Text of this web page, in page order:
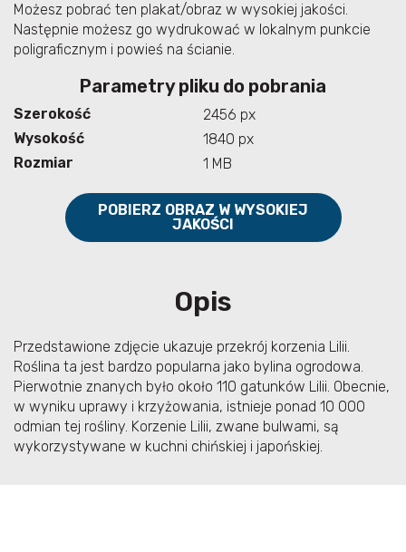
Możesz pobrać ten plakat/obraz w wysokiej jakości.
Następnie możesz go wydrukować w lokalnym punkcie
poligraficznym i powieś na ścianie.
Parametry pliku do pobrania
Szerokość
2456 px
Wysokość
1840 px
Rozmiar
1 MB
POBIERZ OBRAZ W WYSOKIEJ
JAKOŚCI
Opis
Przedstawione zdjęcie ukazuje przekrój korzenia Lilii.
Roślina ta jest bardzo popularna jako bylina ogrodowa.
Pierwotnie znanych było około 110 gatunków Lilii. Obecnie,
w wyniku uprawy i krzyżowania, istnieje ponad 10 000
odmian tej rośliny. Korzenie Lilii, zwane bulwami, są
wykorzystywane w kuchni chińskiej i japońskiej.